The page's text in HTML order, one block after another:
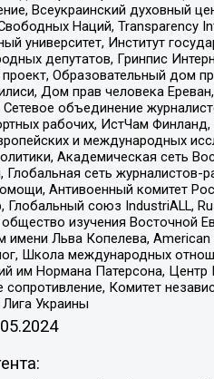
Всеукраинский духовный
Наций, Transparеncy
Институт
депутатов, Гринпис
Образовательный дом
Дом прав человека
объединение
рабочих, ИстЧам
и международных
Академическая сеть
сеть журналистов-
Антивоенный комитет
союз IndustriALL,
изучения Восточной
Льва Копелева,
Школа международных
им Нормана Патерсона,
Комитет
Украины